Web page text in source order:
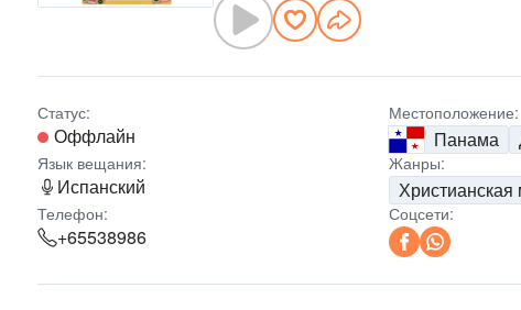
Статус:
Оффлайн
Местоположение:
Панама
Язык вещания:
Испанский
Жанры:
Христианская
Телефон:
+65538986
Соцсети: